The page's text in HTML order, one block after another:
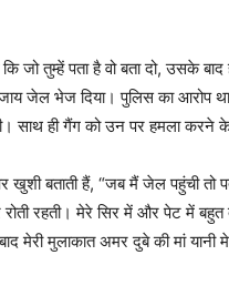
जो तुम्हें पता है वो बता दो,
जेल भेज दिया। पुलिस का आरोप
साथ ही गैंग को उन पर हमला करने
बताती हैं, “जब मैं जेल पहुंची तो
रहती। मेरे सिर में और पेट में बहुत
मेरी मुलाकात अमर दुबे की मां यानी